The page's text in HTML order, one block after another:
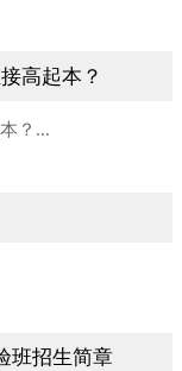
高起本？
？...
班招生简章